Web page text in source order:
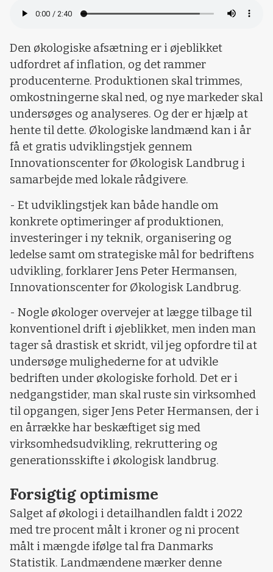
Den økologiske afsætning er i øjeblikket
udfordret af inflation, og det rammer
producenterne. Produktionen skal trimmes,
omkostningerne skal ned, og nye markeder skal
undersøges og analyseres. Og der er hjælp at
hente til dette. Økologiske landmænd kan i år
få et gratis udviklingstjek gennem
Innovationscenter for Økologisk Landbrug i
samarbejde med lokale rådgivere.
- Et udviklingstjek kan både handle om
konkrete optimeringer af produktionen,
investeringer i ny teknik, organisering og
ledelse samt om strategiske mål for bedriftens
udvikling, forklarer Jens Peter Hermansen,
Innovationscenter for Økologisk Landbrug.
- Nogle økologer overvejer at lægge tilbage til
konventionel drift i øjeblikket, men inden man
tager så drastisk et skridt, vil jeg opfordre til at
undersøge mulighederne for at udvikle
bedriften under økologiske forhold. Det er i
nedgangstider, man skal ruste sin virksomhed
til opgangen, siger Jens Peter Hermansen, der i
en årrække har beskæftiget sig med
virksomhedsudvikling, rekruttering og
generationsskifte i økologisk landbrug.
Forsigtig optimisme
Salget af økologi i detailhandlen faldt i 2022
med tre procent målt i kroner og ni procent
målt i mængde ifølge tal fra Danmarks
Statistik. Landmændene mærker denne